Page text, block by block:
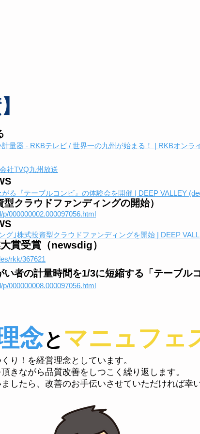
量器 - RKBテレビ / 世界一の九州が始まる！ | RKBオンラ
社TVQ九州放送
る『テーブルコンビ』の体験会を開催 | DEEP VALLEY
クラウドファンディングの開始）
000000002.000097056.html
グ｣株式投資型クラウドファンディングを開始 | DEEP
賞受賞（newsdig）
rkk/367621
者の計量時間を1/3に短縮する「テーブルコ
000000008.000097056.html
念と マニュフェ
り！を経営理念としています。
きながら品質改善をしつこく繰り返します。
したら、改善のお手伝いさせていただければ幸い